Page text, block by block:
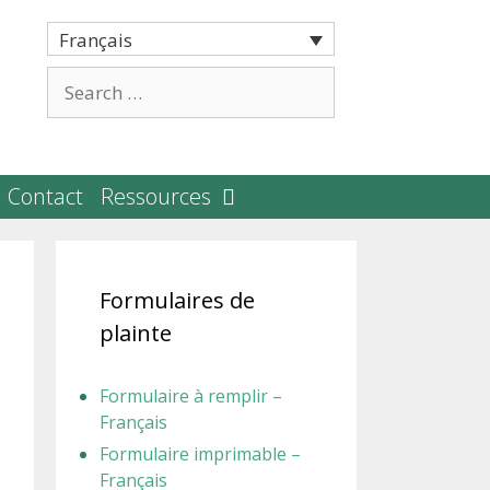
Français
for:
Contact Ressources
Formulaires de
plainte
Formulaire à remplir –
Français
Formulaire imprimable –
Français